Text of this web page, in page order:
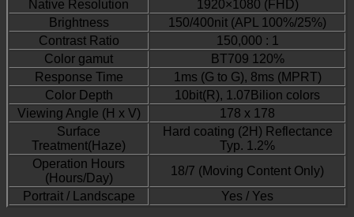
Native Resolution
1920×1080 (FHD)
Brightness
150/400nit (APL 100%/25%)
Contrast Ratio
150,000 : 1
Color gamut
BT709 120%
Response Time
1ms (G to G), 8ms (MPRT)
Color Depth
10bit(R), 1.07Bilion colors
Viewing Angle (H x V)
178 x 178
Surface
Treatment(Haze)
Hard coating (2H) Reflectance
Typ. 1.2%
Operation Hours
(Hours/Day)
18/7 (Moving Content Only)
Portrait / Landscape
Yes / Yes